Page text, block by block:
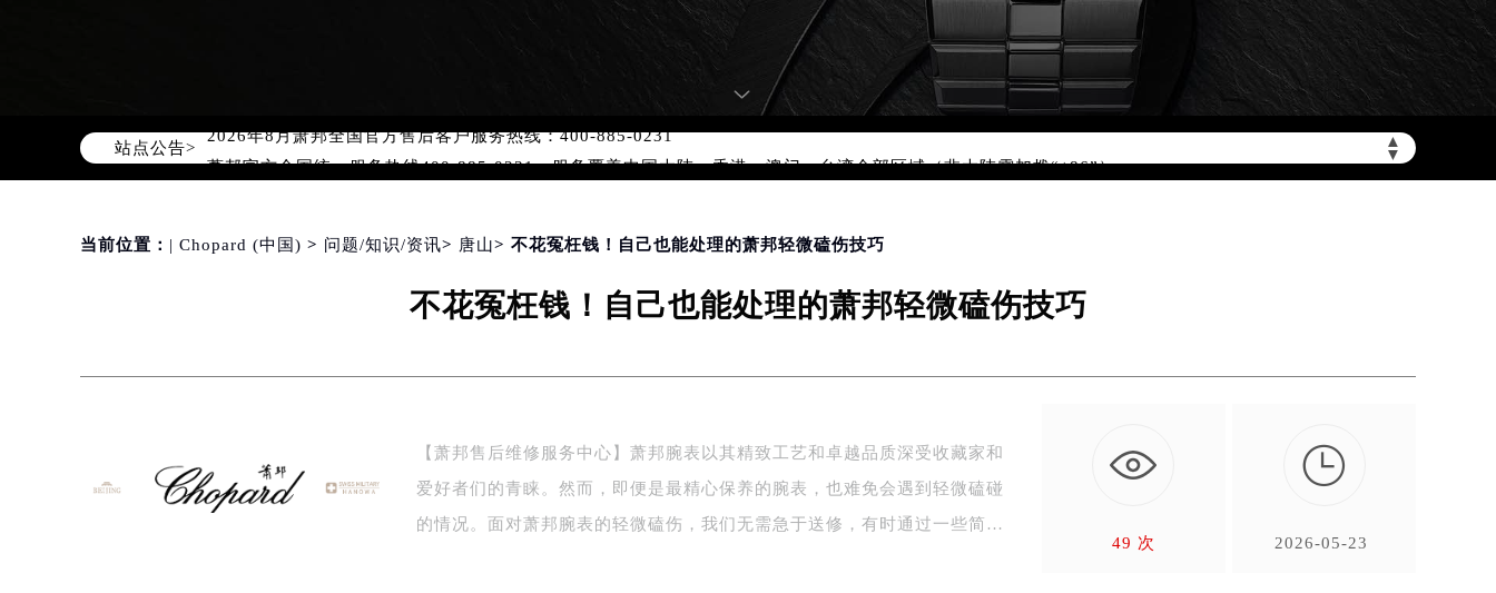
站点公告> ▲
▼
2026年8月萧邦全国官方售后客户服务热线：400-885-0231
萧邦官方全国统一服务热线400-885-0231，服务覆盖中国大陆、香港、澳门、台湾全部区域（非大陆需加拨“+86”）
天津市和平区赤峰道136号天津国际金融中心写字楼26层2603室（需提前预约）
上海市徐汇区虹桥路3号港汇中心写字楼2座37层3705室（需提前预约）
徐州市鼓楼区淮海东路29号苏宁广场IFC国际金融中心写字楼35层3508室（需提前预约）
扬州市邗江区国展路29号星耀天地写字楼1号楼18层1803室（需提前预约）
盐城市盐都区世纪大道5号盐城金融城写字楼1号楼16层1604室（需提前预约）
知识/资讯
当前位置： | Chopard (中国) > 问题/知识/资讯> 唐山> 不花冤枉钱！自己也能处理的萧邦轻微磕伤技巧
不花冤枉钱！自己也能处理的萧邦轻微磕伤技巧
【萧邦售后维修服务中心】萧邦腕表以其精致工艺和卓越品质深受收藏家和
爱好者们的青睐。然而，即便是最精心保养的腕表，也难免会遇到轻微磕碰
的情况。面对萧邦腕表的轻微磕伤，我们无需急于送修，有时通过一些简
49 次

2026-05-23